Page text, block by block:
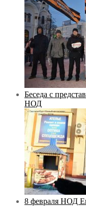
Беседа с
НОД
8 февраля НОД